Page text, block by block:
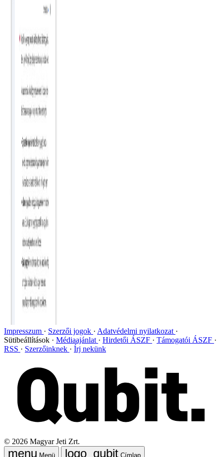
Impresszum Szerzői jogok
Adatvédelmi nyilatkozat
Sütibeállítások
Médiaajánlat Hirdetői ÁSZF
Támogatói ÁSZF
RSS
Szerzőinknek Írj nekünk
© 2026 Magyar Jeti Zrt.
Menü Címlap